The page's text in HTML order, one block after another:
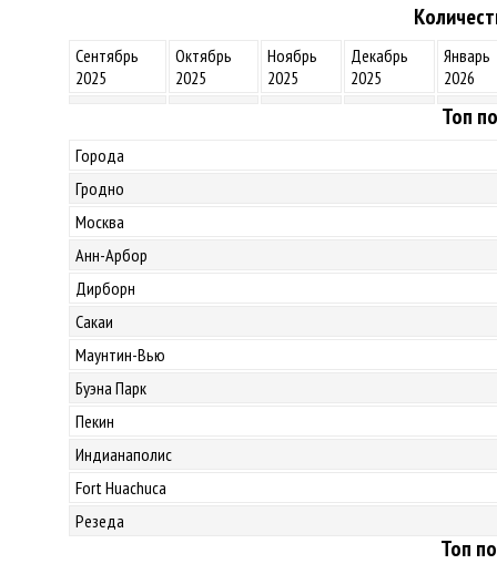
Сентябрь
2025
Октябрь
2025
Ноябрь
2025
Декабрь
2025
Январь
2026
Топ
Города
Гродно
Москва
Анн-Арбор
Дирборн
Сакаи
Маунтин-Вью
Буэна Парк
Пекин
Индианаполис
Fort Huachuca
Резеда
Топ